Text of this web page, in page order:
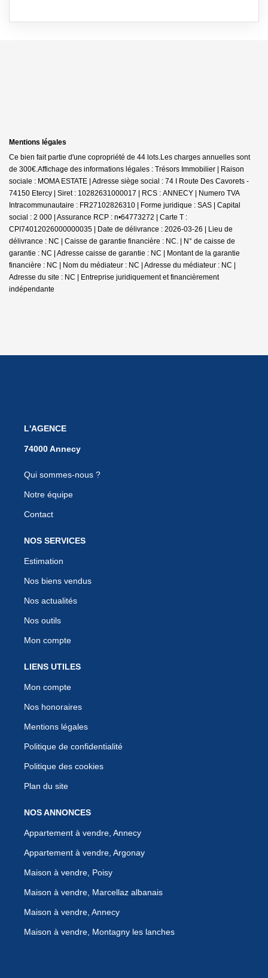
Mentions légales
Ce bien fait partie d'une copropriété de 44 lots.Les charges annuelles sont
de 300€.Affichage des informations légales : Trésors Immobilier | Raison
sociale : MOMA ESTATE | Adresse siège social : 74 I Route Des Cavorets -
74150 Etercy | Siret : 10282631000017 | RCS : ANNECY | Numero TVA
Intracommunautaire : FR27102826310 | Forme juridique : SAS | Capital
social : 2 000 | Assurance RCP : n•64773272 | Carte T :
CPI74012026000000035 | Date de délivrance : 2026-03-26 | Lieu de
délivrance : NC | Caisse de garantie financière : NC. | N° de caisse de
garantie : NC | Adresse caisse de garantie : NC | Montant de la garantie
financière : NC | Nom du médiateur : NC | Adresse du médiateur : NC |
Adresse du site : NC | Entreprise juridiquement et financièrement
indépendante
L'AGENCE
Qui sommes-nous ?
Notre équipe
Contact
NOS SERVICES
Estimation
Nos biens vendus
Nos actualités
Nos outils
Mon compte
LIENS UTILES
Mon compte
Nos honoraires
Mentions légales
Politique de confidentialité
Politique des cookies
Plan du site
NOS ANNONCES
Appartement à vendre, Annecy
Appartement à vendre, Argonay
Maison à vendre, Poisy
Maison à vendre, Marcellaz albanais
Maison à vendre, Annecy
Maison à vendre, Montagny les lanches